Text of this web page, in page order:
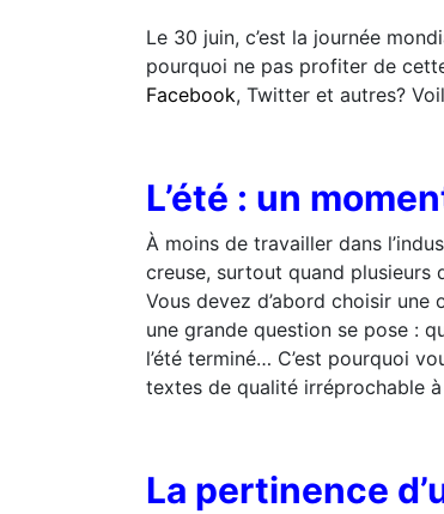
Le 30 juin, c’est la journée
pourquoi ne pas profiter de
Facebook, Twitter et autres?
L’été : un
À moins de travailler dans
creuse, surtout quand plusieurs
Vous devez d’abord choisir
une grande question se pose :
l’été terminé… C’est pourquoi
textes de qualité irréprochable
La pertinence